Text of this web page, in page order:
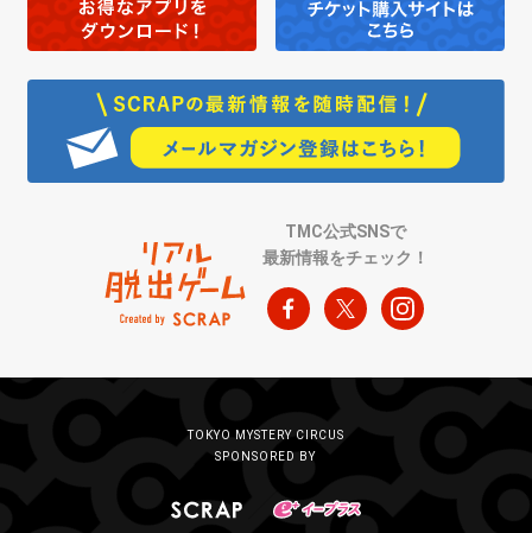
TMC公式SNSで
最新情報をチェック！
TOKYO MYSTERY CIRCUS
SPONSORED BY